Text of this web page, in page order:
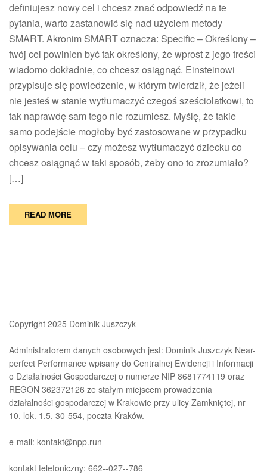
definiujesz nowy cel i chcesz znać odpowiedź na te
pytania, warto zastanowić się nad użyciem metody
SMART. Akronim SMART oznacza: Specific – Określony –
twój cel powinien być tak określony, że wprost z jego treści
wiadomo dokładnie, co chcesz osiągnąć. Einsteinowi
przypisuje się powiedzenie, w którym twierdził, że jeżeli
nie jesteś w stanie wytłumaczyć czegoś sześciolatkowi, to
tak naprawdę sam tego nie rozumiesz. Myślę, że takie
samo podejście mogłoby być zastosowane w przypadku
opisywania celu – czy możesz wytłumaczyć dziecku co
chcesz osiągnąć w taki sposób, żeby ono to zrozumiało?
[…]
READ MORE
Copyright 2025 Dominik Juszczyk
Administratorem danych osobowych jest: Dominik Juszczyk Near-
perfect Performance wpisany do Centralnej Ewidencji i Informacji
o Działalności Gospodarczej o numerze NIP 8681774119 oraz
REGON 362372126 ze stałym miejscem prowadzenia
działalności gospodarczej w Krakowie przy ulicy Zamkniętej, nr
10, lok. 1.5, 30-554, poczta Kraków.
e-mail: kontakt@npp.run
kontakt telefoniczny: 662--027--786